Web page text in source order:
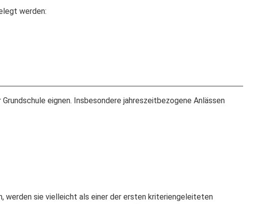
werden:
eignen. Insbesondere jahreszeitbezogene Anlässen
werden sie vielleicht als einer der ersten kriteriengeleiteten